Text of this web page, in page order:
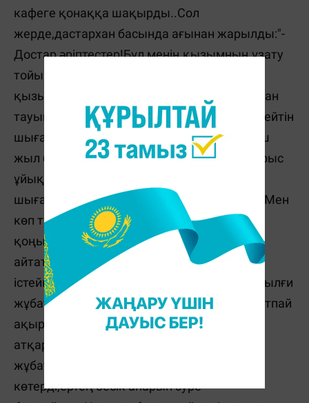
кафеге қонаққа шақырды..Сол
жерде,дастархан басында ағынан жарылды:"-
Достар,әріптестер!Бұл менің қызымның ұзату
тойының дәмі деп қабылдаңыздар..Менің
қызым АҚШта оқуда жүр еді ғой.Сол жақтан
тауыпты әлгіні..Көбіңіз неге бұлай болды дейтін
шығарсыздар..? Мен олардың жүретінін үш
жыл бойына білемін..Үш жыл бойы,мен дұрыс
ұйықтамадым..Америкалыққа тұрмысқа
шығам дегенде,маған ас та батпай қалды.Мен
көп түндерде ұйқы көрмей,әр құрбыма
қоңырау шалып жылайтынмын..Тек
айтатыным бір нәрсе"Не істеймін?Не
істеймін?"Құрбыларыма рахмет.Олар мені ылғи
жұбата білді.Бірақ қызым айтқанынан қайтпай
ақыры Ақш азаматына тиді..Тойды жақсы
атқардық.Туыстар,таныстар
жұбатқансиды:"Жақсы ғой,тойды өздері
көтерді,ертең бесік апарып әуре